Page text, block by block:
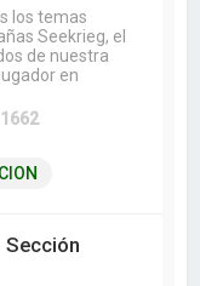
los temas
Seekrieg, el
de nuestra
en
Sección